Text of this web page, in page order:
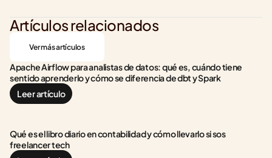
Artículos relacionados
Ver más artículos
Apache Airflow para analistas de datos: qué es, cuándo tiene
sentido aprenderlo y cómo se diferencia de dbt y Spark
Leer artículo
Qué es el libro diario en contabilidad y cómo llevarlo si sos
freelancer tech